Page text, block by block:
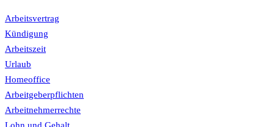
Arbeitsvertrag
Kündigung
Arbeitszeit
Urlaub
Homeoffice
Arbeitgeberpflichten
Arbeitnehmerrechte